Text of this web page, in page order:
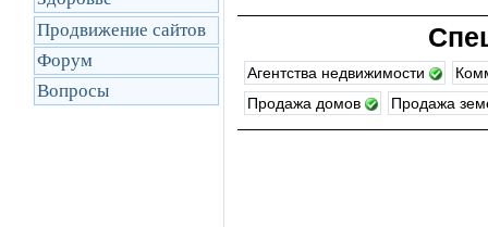
Продвижение сайтов
Форум
Вопросы
Агентства недвижимости
Продажа домов
Продажа